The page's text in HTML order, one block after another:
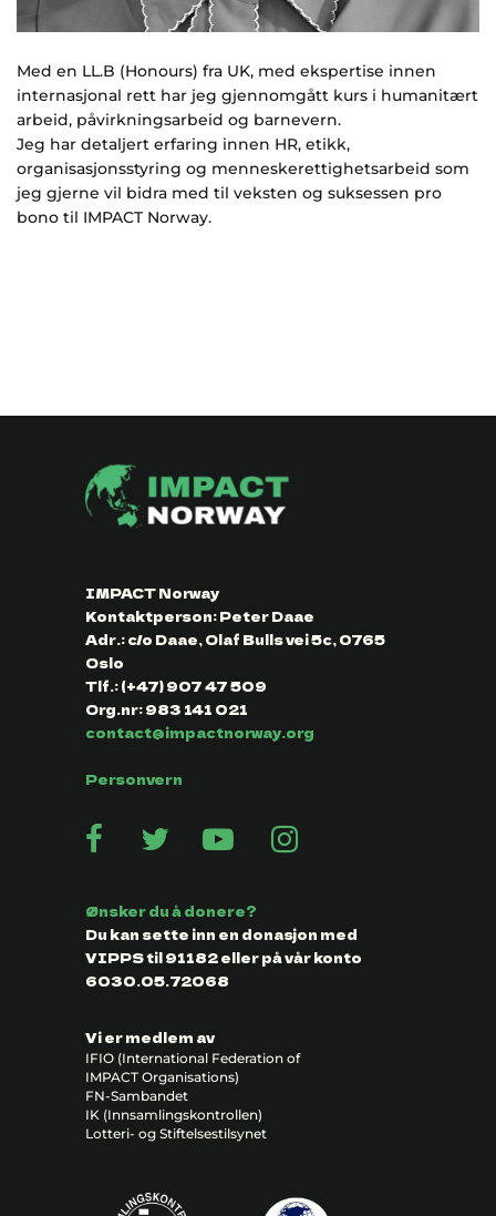
Med en LL.B (Honours) fra UK, med ekspertise innen
internasjonal rett har jeg gjennomgått kurs i humanitært
arbeid, påvirkningsarbeid og barnevern.
Jeg har detaljert erfaring innen HR, etikk,
organisasjonsstyring og menneskerettighetsarbeid som
jeg gjerne vil bidra med til veksten og suksessen pro
bono til IMPACT Norway.
IMPACT Norway
Kontaktperson: Peter Daae
Adr.: c/o Daae, Olaf Bulls vei 5c, 0765
Oslo
Tlf.: (+47) 907 47 509
Org.nr: 983 141 021
contact@impactnorway.org
Personvern
Ønsker du å donere?
Du kan sette inn en donasjon med
VIPPS til 91182 eller på vår konto
6030.05.72068
Vi er medlem av
IFIO (International Federation of
IMPACT Organisations)
FN-Sambandet
IK (Innsamlingskontrollen)
Lotteri- og Stiftelsestilsynet